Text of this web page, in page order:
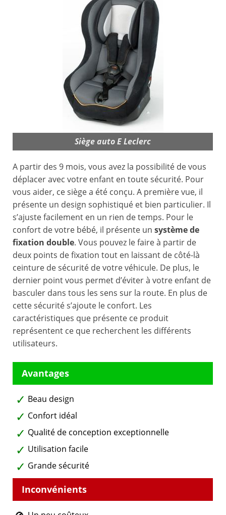
Siège auto E Leclerc
A partir des 9 mois, vous avez la possibilité de vous
déplacer avec votre enfant en toute sécurité. Pour
vous aider, ce siège a été conçu. A première vue, il
présente un design sophistiqué et bien particulier. Il
s’ajuste facilement en un rien de temps. Pour le
confort de votre bébé, il présente un système de
fixation double. Vous pouvez le faire à partir de
deux points de fixation tout en laissant de côté-là
ceinture de sécurité de votre véhicule. De plus, le
dernier point vous permet d’éviter à votre enfant de
basculer dans tous les sens sur la route. En plus de
cette sécurité s’ajoute le confort. Les
caractéristiques que présente ce produit
représentent ce que recherchent les différents
utilisateurs.
Beau design
Confort idéal
Qualité de conception exceptionnelle
Utilisation facile
Grande sécurité